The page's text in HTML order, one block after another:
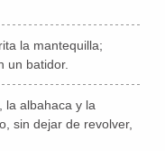
la mantequilla;
un batidor.
la albahaca y la
sin dejar de revolver,